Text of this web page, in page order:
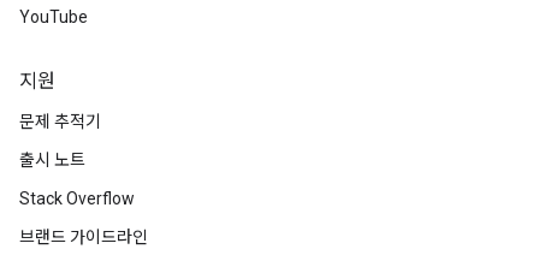
YouTube
지원
문제 추적기
출시 노트
Stack Overflow
브랜드 가이드라인